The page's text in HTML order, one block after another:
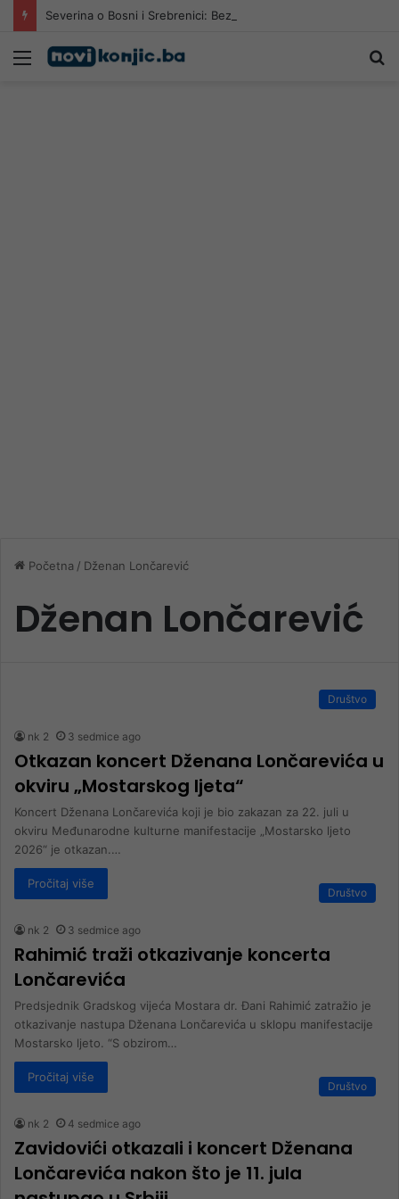
Severina o Bosni i Srebrenici: Bez toga nema dalje…
Meni
Početna / Dženan Lončarević
Dženan Lončarević
Društvo
nk 2 3 sedmice ago
Otkazan koncert Dženana Lončarevića u
okviru „Mostarskog ljeta“
Koncert Dženana Lončarevića koji je bio zakazan za 22. juli u
okviru Međunarodne kulturne manifestacije „Mostarsko ljeto
2026“ je otkazan.…
Pročitaj više
Društvo
nk 2 3 sedmice ago
Rahimić traži otkazivanje koncerta
Lončarevića
Predsjednik Gradskog vijeća Mostara dr. Đani Rahimić zatražio je
otkazivanje nastupa Dženana Lončarevića u sklopu manifestacije
Mostarsko ljeto. “S obzirom…
Pročitaj više
Društvo
nk 2 4 sedmice ago
Zavidovići otkazali i koncert Dženana
Lončarevića nakon što je 11. jula